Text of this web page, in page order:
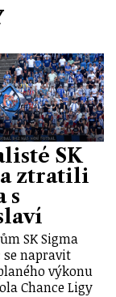
SK
ztratili
s
SK Sigma
se napravit
výkonu
Chance Ligy